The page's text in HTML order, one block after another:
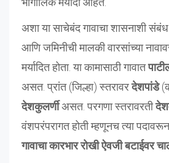
अशा या साचेबंद गावाचा शासनाशी
आणि जमिनीची मालकी वारसांच्या
मर्यादित होता. या कामासाठी गावात
असत. प्रांत (जिल्हा) स्तरावरदेशपांडे
देशकुलर्णीअसत. परगणा स्तरावरती
वंशपरंपरागत होती म्हणूनच त्या
गावाचा कारभार रोखी ऐवजी बटाईवर